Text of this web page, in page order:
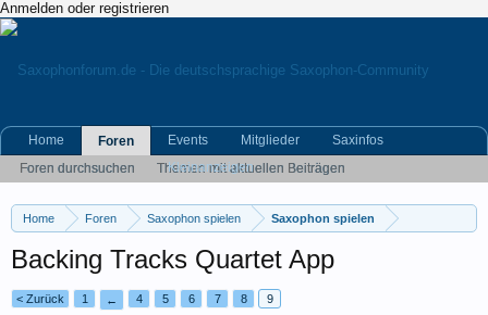
Anmelden oder registrieren
Home Foren Saxophon spielen Saxophon spielen
Backing Tracks Quartet App
< Zurück 1 ← 4 5 6 7 8 9
Home
Foren
Foren durchsuchen
Themen mit aktuellen Beiträgen
Events Mitglieder
Saxinfos
Kleinanzeigen